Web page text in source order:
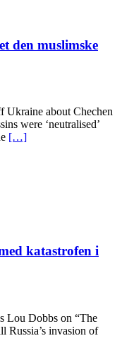
den muslimske
Ukraine about Chechen
were ‘neutralised’
[…]
katastrofen i
Lou Dobbs on “The
Russia’s invasion of